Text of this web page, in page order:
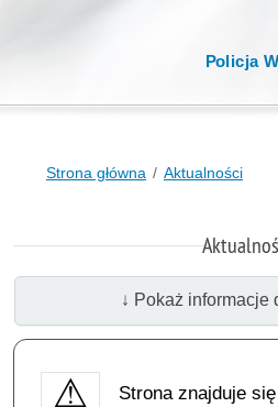
Policja
Strona główna Aktualności
↓ Pokaż informacje
Strona znajduje